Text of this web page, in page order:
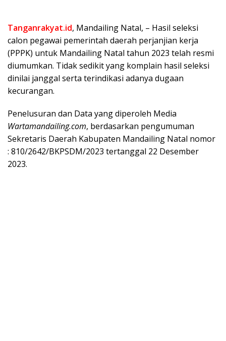
Tanganrakyat.id, Mandailing Natal, – Hasil seleksi
calon pegawai pemerintah daerah perjanjian kerja
(PPPK) untuk Mandailing Natal tahun 2023 telah resmi
diumumkan. Tidak sedikit yang komplain hasil seleksi
dinilai janggal serta terindikasi adanya dugaan
kecurangan.
Penelusuran dan Data yang diperoleh Media
Wartamandailing.com, berdasarkan pengumuman
Sekretaris Daerah Kabupaten Mandailing Natal nomor
: 810/2642/BKPSDM/2023 tertanggal 22 Desember
2023.